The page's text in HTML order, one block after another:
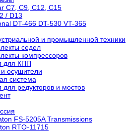
C7, C9, C12, C15
/ D13
DT-466 DT-530 VT-365
и промышленной техники
седел
компрессоров
для КПП
осушители
система
для редукторов и мостов
FS-5205A Transmissions
RTO-11715